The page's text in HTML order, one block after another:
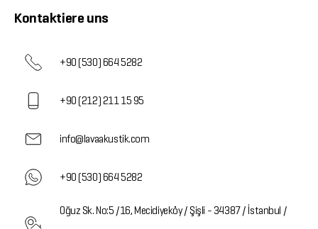
Kontaktiere uns
+90 (530) 664 5282
+90 (212) 211 15 95
info@lavaakustik.com
+90 (530) 664 5282
Oğuz Sk. No:5 /16, Mecidiyeköy / Şişli - 34387 / İstanbul /